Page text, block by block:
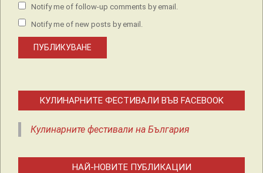
Notify me of follow-up comments by email.
Notify me of new posts by email.
КУЛИНАРНИТЕ ФЕСТИВАЛИ ВЪВ FACEBOOK
Кулинарните фестивали на България
НАЙ-НОВИТЕ ПУБЛИКАЦИИ